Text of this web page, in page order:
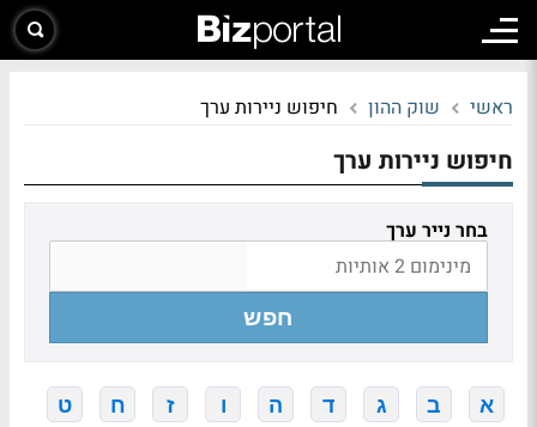
ראשי שוק ההון חיפוש ניירות ערך
חיפוש ניירות ערך
בחר נייר ערך
חפש
א ב ג ד ה ו ז ח ט